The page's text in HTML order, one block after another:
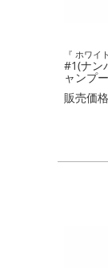
『 ホワイ
#1(ナン
ャンプ
販売価格